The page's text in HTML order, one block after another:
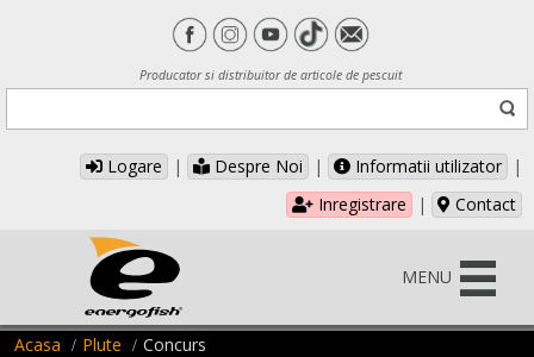
Producator si distribuitor de articole de pescuit
Logare | Despre Noi | Informatii utilizator
|
Inregistrare
| Contact
MENU
Acasa Plute Concurs